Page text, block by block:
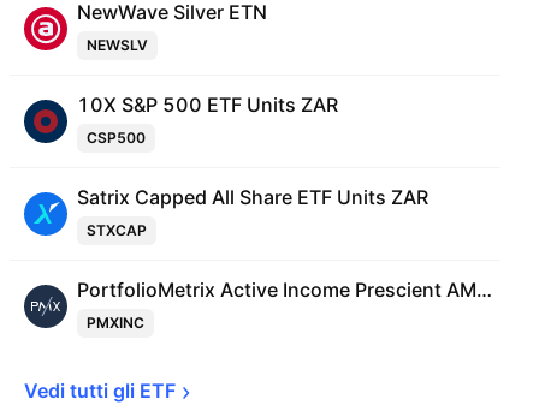
NewWave Silver ETN
NEWSLV
10X S&P 500 ETF Units ZAR
CSP500
Satrix Capped All Share ETF Units ZAR
STXCAP
PortfolioMetrix Active Income Prescient AMETF ZAR
PMXINC
Vedi tutti gli ETF